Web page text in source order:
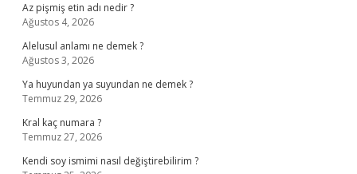
Az pişmiş etin adı nedir ?
Ağustos 4, 2026
Alelusul anlamı ne demek ?
Ağustos 3, 2026
Ya huyundan ya suyundan ne demek ?
Temmuz 29, 2026
Kral kaç numara ?
Temmuz 27, 2026
Kendi soy ismimi nasıl değiştirebilirim ?